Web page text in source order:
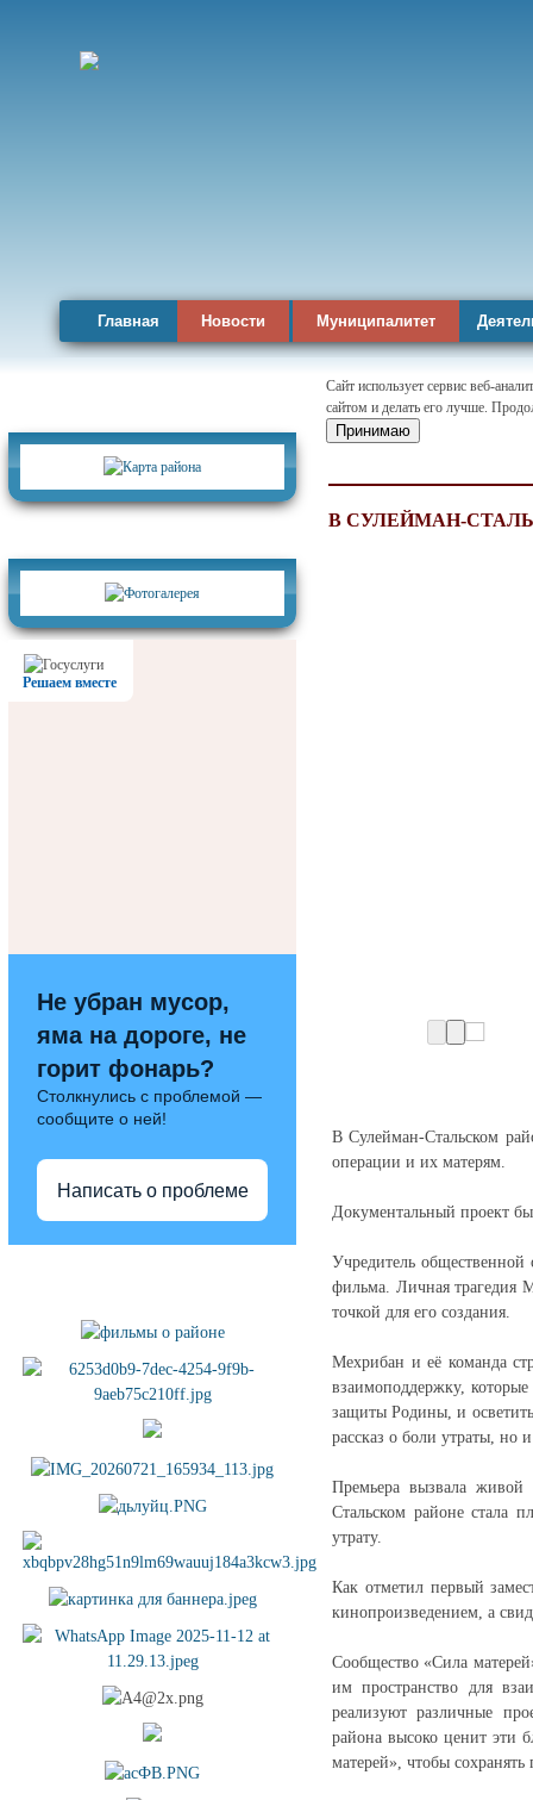
Главная Новости Муниципалитет
Решаем вместе
Не убран мусор,
яма на дороге, не
горит фонарь?
Столкнулись с проблемой —
сообщите о ней!
Написать о проблеме
Сайт использует сервис веб-
сайтом и делать его лучше.
Принимаю
В СУЛЕЙМАН-
В Сулейман-Стальском
операции и их матерям.
Документальный проект
Учредитель
фильма. Личная трагедия
точкой для его создания.
Мехрибан и её команда
взаимоподдержку,
защиты Родины, и
рассказ о боли утраты, но
Премьера вызвала живой
Стальском районе стала
утрату.
Как отметил первый
кинопроизведением, а
Сообщество «Сила
им пространство для
реализуют различные
района высоко ценит эти
матерей», чтобы